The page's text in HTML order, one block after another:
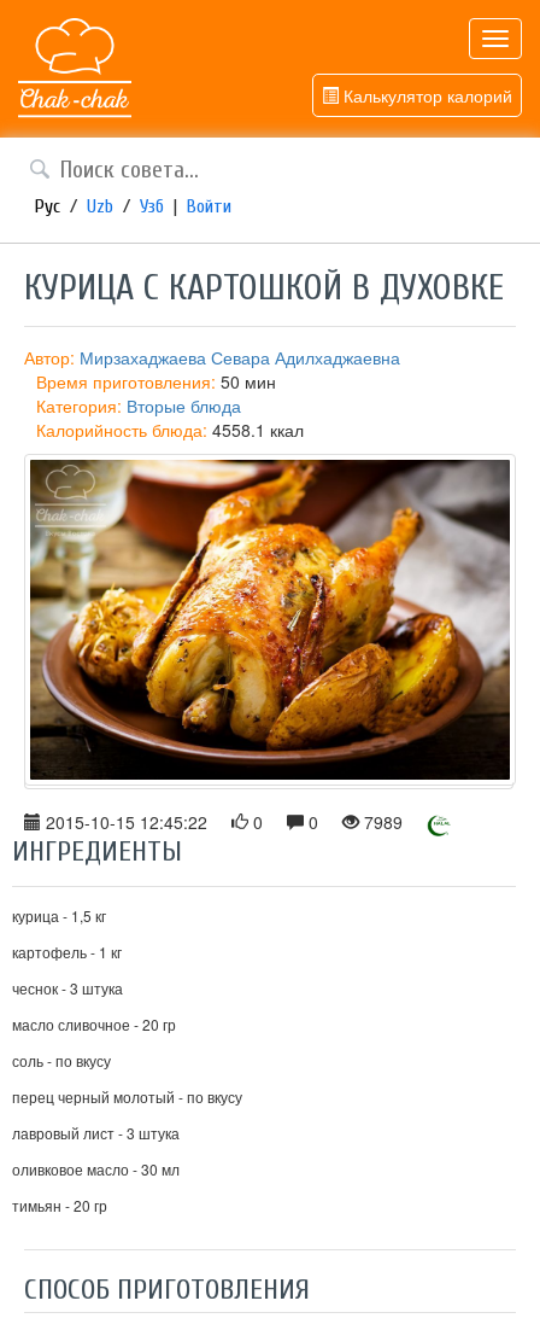
Калькулятор калорий
Рус / Uzb / Узб | Войти
КУРИЦА С КАРТОШКОЙ В ДУХОВКЕ
Автор: Мирзахаджаева Севара Адилхаджаевна
Время приготовления: 50 мин
Категория: Вторые блюда
Калорийность блюда: 4558.1 ккал
2015-10-15 12:45:22 0 0 7989
ИНГРЕДИЕНТЫ
курица - 1,5 кг
картофель - 1 кг
чеснок - 3 штука
масло сливочное - 20 гр
соль - по вкусу
перец черный молотый - по вкусу
лавровый лист - 3 штука
оливковое масло - 30 мл
тимьян - 20 гр
СПОСОБ ПРИГОТОВЛЕНИЯ